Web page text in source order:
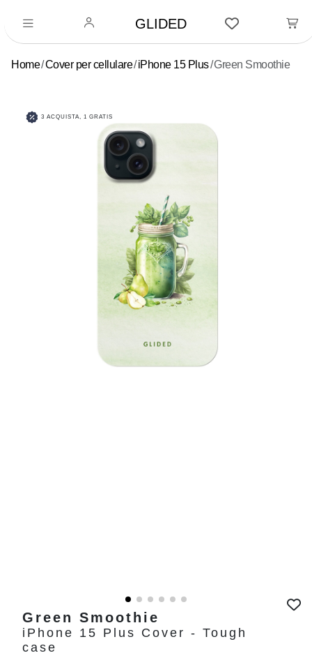
GLIDED
Home Cover per cellulare iPhone 15 Plus Green Smoothie
3 ACQUISTA, 1 GRATIS
Green Smoothie
iPhone 15 Plus Cover - Tough
case